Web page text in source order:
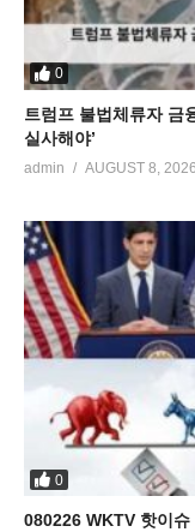
0
트럼프 불법체류자 금
실사해야’
admin AUGUST 8, 2026
0
080226 WKTV 핫이슈